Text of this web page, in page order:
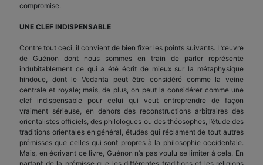
compromise.
UNE CLEF INDISPENSABLE
Contre tout ceci, il convient de bien fixer les points suivants. L’œuvre
de Guénon dont nous sommes en train de parler représente
indubitablement ce qui a été écrit de mieux sur la métaphysique
hindoue, dont le Vedanta peut être considéré comme la veine
centrale et royale; mais, de plus, on peut la considérer comme une
clef indispensable pour celui qui veut entreprendre de façon
vraiment sérieuse, en dehors des reconstructions arbitraires des
orientalistes officiels, des philologues ou des théosophes, l’étude des
traditions orientales en général, études qui réclament de tout autres
prémisses que celles qui sont propres à la philosophie occidentale.
Mais, en écrivant ce livre, Guénon n’a pas voulu se limiter à cela. En